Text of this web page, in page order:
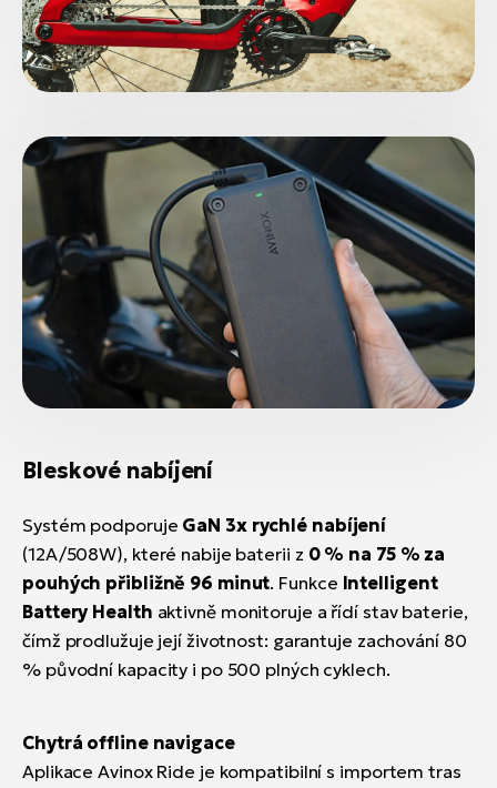
Bleskové nabíjení
Systém podporuje GaN 3x rychlé nabíjení
(12A/508W), které nabije baterii z 0 % na 75 % za
pouhých přibližně 96 minut. Funkce Intelligent
Battery Health aktivně monitoruje a řídí stav baterie,
čímž prodlužuje její životnost: garantuje zachování 80
% původní kapacity i po 500 plných cyklech.
Chytrá offline navigace
Aplikace Avinox Ride je kompatibilní s importem tras